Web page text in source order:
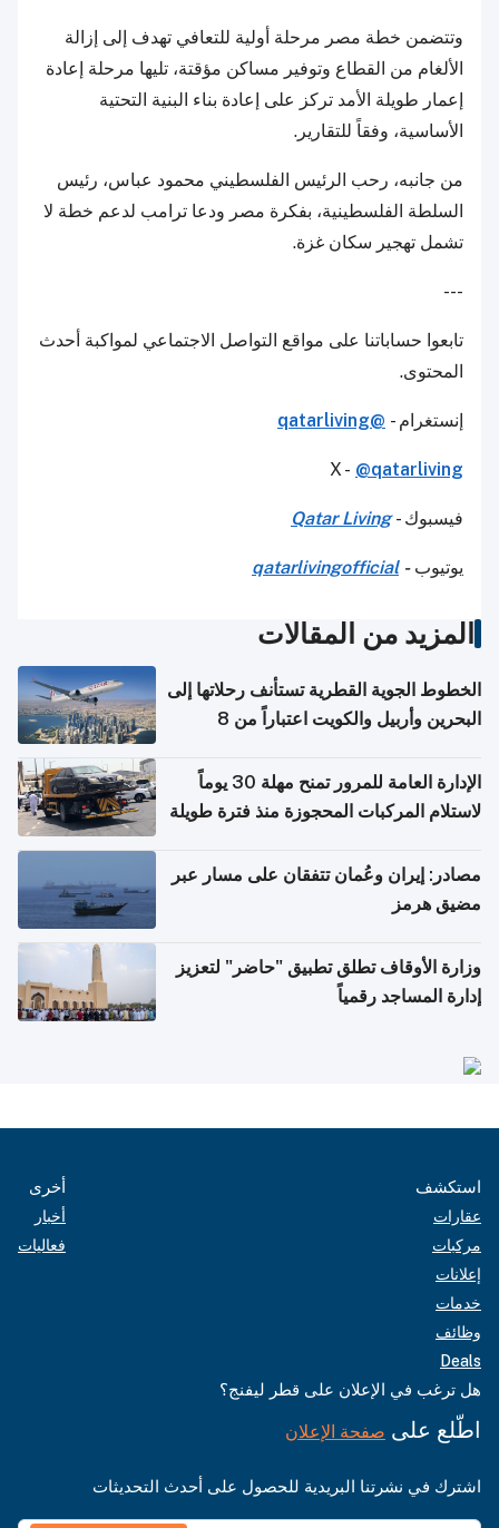
وتتضمن خطة مصر مرحلة أولية للتعافي تهدف إلى إزالة
الألغام من القطاع وتوفير مساكن مؤقتة، تليها مرحلة إعادة
إعمار طويلة الأمد تركز على إعادة بناء البنية التحتية
الأساسية، وفقاً للتقارير.
من جانبه، رحب الرئيس الفلسطيني محمود عباس، رئيس
السلطة الفلسطينية، بفكرة مصر ودعا ترامب لدعم خطة لا
تشمل تهجير سكان غزة.
---
تابعوا حساباتنا على مواقع التواصل الاجتماعي لمواكبة أحدث
المحتوى.
إنستغرام - @qatarliving
X - @qatarliving
فيسبوك -Qatar Living
يوتيوب-
qatarlivingofficial
المزيد من المقالات
الخطوط الجوية القطرية تستأنف رحلاتها إلى
البحرين وأربيل والكويت اعتباراً من 8
الإدارة العامة للمرور تمنح مهلة 30 يوماً
لاستلام المركبات المحجوزة منذ فترة طويلة
مصادر: إيران وعُمان تتفقان على مسار عبر
مضيق هرمز
وزارة الأوقاف تطلق تطبيق "حاضر" لتعزيز
إدارة المساجد رقمياً
استكشف
عقارات
مركبات
إعلانات
خدمات
وظائف
Deals
أخرى
أخبار
فعاليات
هل ترغب في الإعلان على قطر ليفنج؟
اطّلع على صفحة الإعلان
اشترك في نشرتنا البريدية للحصول على أحدث التحديثات